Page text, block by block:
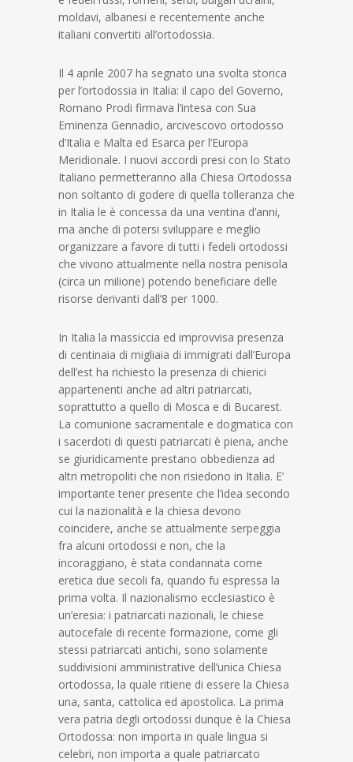
moldavi, albanesi e recentemente anche
italiani convertiti all’ortodossia.
Il 4 aprile 2007 ha segnato una svolta storica
per l’ortodossia in Italia: il capo del Governo,
Romano Prodi firmava l’intesa con Sua
Eminenza Gennadio, arcivescovo ortodosso
d’Italia e Malta ed Esarca per l’Europa
Meridionale. I nuovi accordi presi con lo Stato
Italiano permetteranno alla Chiesa Ortodossa
non soltanto di godere di quella tolleranza che
in Italia le è concessa da una ventina d’anni,
ma anche di potersi sviluppare e meglio
organizzare a favore di tutti i fedeli ortodossi
che vivono attualmente nella nostra penisola
(circa un milione) potendo beneficiare delle
risorse derivanti dall’8 per 1000.
In Italia la massiccia ed improvvisa presenza
di centinaia di migliaia di immigrati dall’Europa
dell’est ha richiesto la presenza di chierici
appartenenti anche ad altri patriarcati,
soprattutto a quello di Mosca e di Bucarest.
La comunione sacramentale e dogmatica con
i sacerdoti di questi patriarcati è piena, anche
se giuridicamente prestano obbedienza ad
altri metropoliti che non risiedono in Italia. E’
importante tener presente che l’idea secondo
cui la nazionalità e la chiesa devono
coincidere, anche se attualmente serpeggia
fra alcuni ortodossi e non, che la
incoraggiano, è stata condannata come
eretica due secoli fa, quando fu espressa la
prima volta. Il nazionalismo ecclesiastico è
un’eresia: i patriarcati nazionali, le chiese
autocefale di recente formazione, come gli
stessi patriarcati antichi, sono solamente
suddivisioni amministrative dell’unica Chiesa
ortodossa, la quale ritiene di essere la Chiesa
una, santa, cattolica ed apostolica. La prima
vera patria degli ortodossi dunque è la Chiesa
Ortodossa: non importa in quale lingua si
celebri, non importa a quale patriarcato